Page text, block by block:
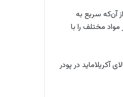
آن‌که سریع به
مواد مختلف را با
در پودر